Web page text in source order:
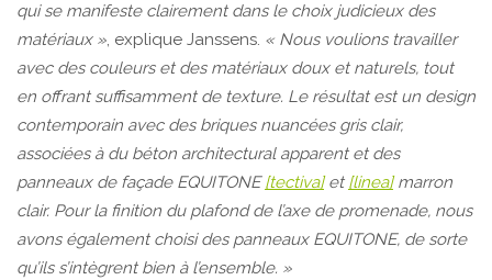
qui se manifeste clairement dans le choix judicieux des
matériaux », explique Janssens. « Nous voulions travailler
avec des couleurs et des matériaux doux et naturels, tout
en offrant suffisamment de texture. Le résultat est un design
contemporain avec des briques nuancées gris clair,
associées à du béton architectural apparent et des
panneaux de façade EQUITONE[tectiva]et [linea]marron
clair. Pour la finition du plafond de l’axe de promenade, nous
avons également choisi des panneaux EQUITONE, de sorte
qu’ils s’intègrent bien à l’ensemble. »